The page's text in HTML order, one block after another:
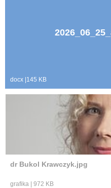
docx |145 KB
dr Bukol Krawczyk.jpg
grafika | 972 KB